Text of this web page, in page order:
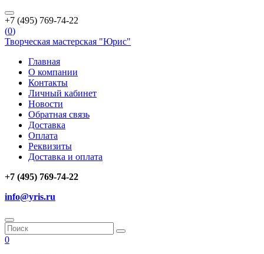
+7 (495) 769-74-22
(0)
Творческая мастерская "Юрис"
Главная
О компании
Контакты
Личный кабинет
Новости
Обратная связь
Доставка
Оплата
Реквизиты
Доставка и оплата
+7 (495) 769-74-22
info@yris.ru
0